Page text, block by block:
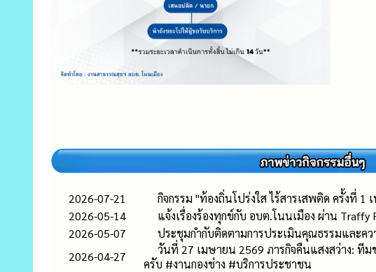
2026-07-21
กิจกรรม "ท้องถิ่นโปร่งใส ไร้สารเสพติด ครั้งที่
2026-05-14
แจ้งเรื่องร้องทุกข์กับ อบต.โนนเมือง ผ่าน Traffy
2026-05-07
ประชุมกำกับติดตามการประเมินคุณธรรมและคว
2026-04-27
วันที่ 27 เมษายน 2569 ภารกิจคืนแสงสว่าง: ที
ครับ #งานกองช่าง #บริการประชาชน